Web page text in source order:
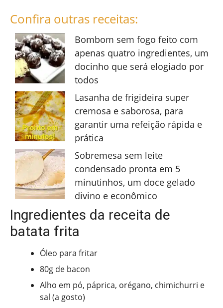
Confira outras receitas:
Bombom sem fogo feito com
apenas quatro ingredientes, um
docinho que será elogiado por
todos
Lasanha de frigideira super
cremosa e saborosa, para
garantir uma refeição rápida e
prática
Sobremesa sem leite
condensado pronta em 5
minutinhos, um doce gelado
divino e econômico
Ingredientes da receita de
batata frita
Óleo para fritar
80g de bacon
Alho em pó, páprica, orégano, chimichurri e
sal (a gosto)